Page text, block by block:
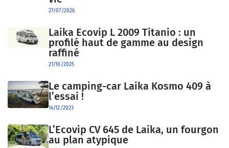
27/07/2026
Laika Ecovip L 2009 Titanio : un
profilé haut de gamme au design
raffiné
21/10/2025
Le camping-car Laika Kosmo 409 à
l’essai !
14/12/2023
L’Ecovip CV 645 de Laika, un fourgon
au plan atypique